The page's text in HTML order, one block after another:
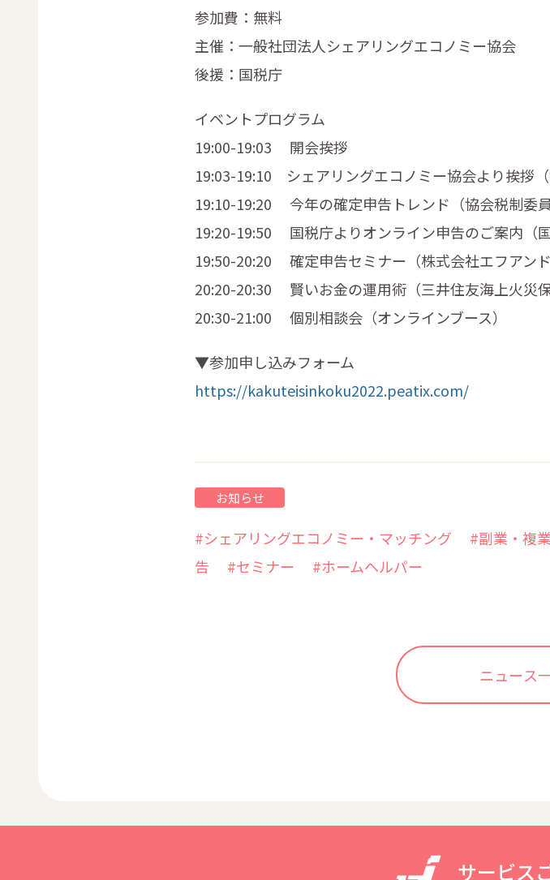
参加費：無料
主催：一般社団法人シェアリングエコノミー協会
後援：国税庁
イベントプログラム
19:00-19:03 開会挨拶
19:03-19:10 シェアリングエコノミー協会より挨拶（
19:10-19:20 今年の確定申告トレンド（協会税制委員
19:20-19:50 国税庁よりオンライン申告のご案内（国
19:50-20:20 確定申告セミナー（株式会社エフアンド
20:20-20:30 賢いお金の運用術（三井住友海上火災
20:30-21:00 個別相談会（オンラインブース）
▼参加申し込みフォーム
https://kakuteisinkoku2022.peatix.com/
お知らせ
#シェアリングエコノミー・マッチング #副業・複
告
#セミナー #ホームヘルパー
ニュース
サービス